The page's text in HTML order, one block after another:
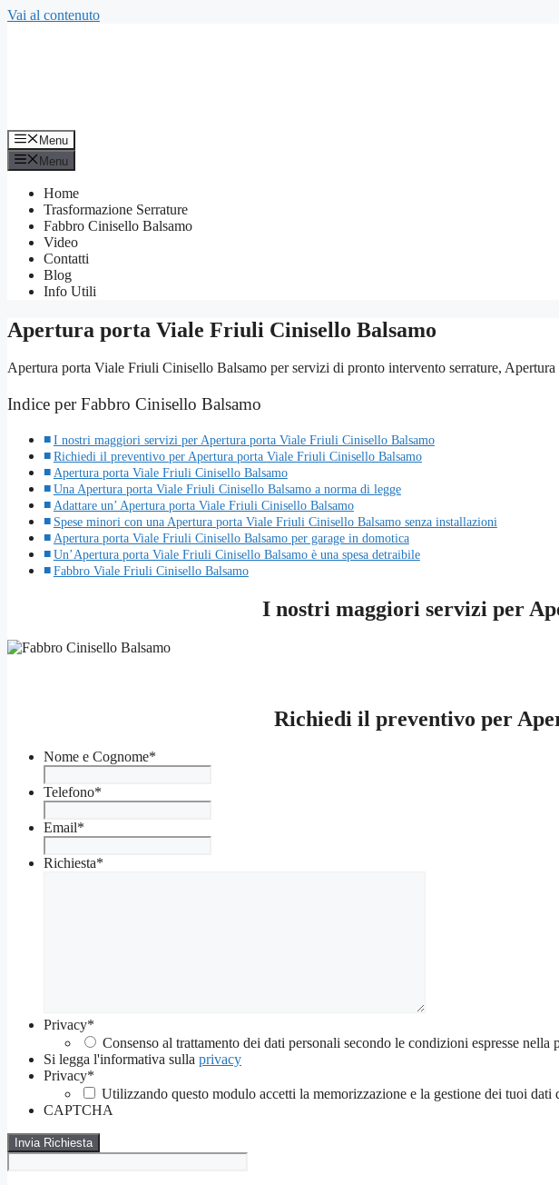
Vai al contenuto
Menu
Menu
Home
Trasformazione Serrature
Fabbro Cinisello Balsamo
Video
Contatti
Blog
Info Utili
Apertura porta Viale Friuli Cinisello Balsamo
Apertura porta Viale Friuli Cinisello Balsamo per servizi di pronto intervento serrature,
Indice per Fabbro Cinisello Balsamo
I nostri maggiori servizi per Apertura porta Viale Friuli Cinisello Balsamo
Richiedi il preventivo per Apertura porta Viale Friuli Cinisello Balsamo
Apertura porta Viale Friuli Cinisello Balsamo
Una Apertura porta Viale Friuli Cinisello Balsamo a norma di legge
Adattare un’ Apertura porta Viale Friuli Cinisello Balsamo
Spese minori con una Apertura porta Viale Friuli Cinisello Balsamo senza installazioni
Apertura porta Viale Friuli Cinisello Balsamo per garage in domotica
Un’Apertura porta Viale Friuli Cinisello Balsamo è una spesa detraibile
Fabbro Viale Friuli Cinisello Balsamo
I nostri maggiori servizi per
Richiedi il preventivo per
Nome e Cognome*
Telefono*
Email*
Richiesta*
Privacy*
Consenso al trattamento dei dati personali secondo le condizioni espresse
Si legga l'informativa sulla privacy
Privacy*
Utilizzando questo modulo accetti la memorizzazione e la gestione dei tuoi dati
CAPTCHA